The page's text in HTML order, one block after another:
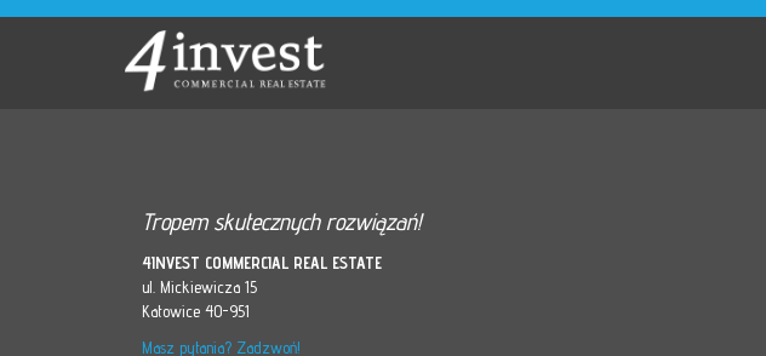
Tropem skutecznych rozwiązań!
4INVEST COMMERCIAL REAL ESTATE
ul. Mickiewicza 15
Katowice 40-951
Masz pytania? Zadzwoń!